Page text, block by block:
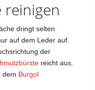
reinigen
dringt selten
auf dem Leder auf.
der
reicht aus.
dem Burgol